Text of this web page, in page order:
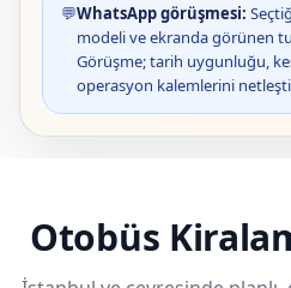
💬WhatsApp görüşmesi:
modeli ve ekranda görünen
Görüşme; tarih uygunluğu,
operasyon kalemlerini
Otobüs